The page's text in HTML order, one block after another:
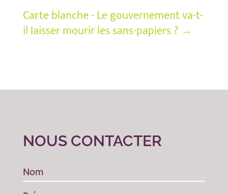
Carte blanche - Le gouvernement va-t-
il laisser mourir les sans-papiers ? →
NOUS CONTACTER